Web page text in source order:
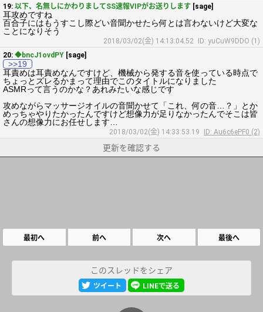
19: 以下、名無しにかわりましてSS速報VIPがお送りします [sage]
耳攻めですね
百合子にはもうすこし際どい音聞かせたら何とは言わないけど大変な
ことになりそう
2018/03/02(金) 14:13:04.52
ID: yuCuW9DDO (1)
20: ◆bncJ1ovdPY [sage]
>>19
耳責めは耳責めなんですけど、機械から発する音を使っている時点で
ちょっとズレるかまって理由でこのタイトルになりました
ASMRって言うのかな？あれみたいな感じです
攻めながらマッサージオイルの音聞かせて「これ、何の音…？」とか
めっちゃやりたかったんですけど想像力が足りなかったんでそこは皆
さんの想像力にお任せします…
2018/03/02(金) 14:33:53.19 ID: Au6c6ePF0 (2)
更新を確認する
最初へ 前へ 次へ 最後へ
このスレッドをシェア
ツイート LINEで送る